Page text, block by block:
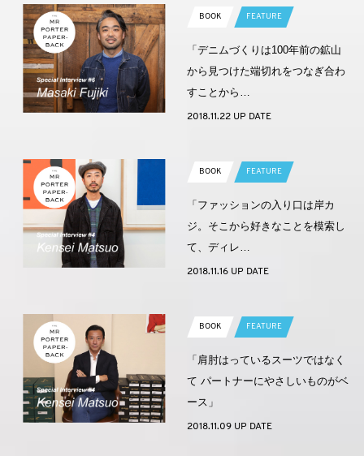
BOOK FEATURE
「デニムづくりは100年前の鉱山
から見つけた端切れをつなぎ合わ
すことから…
2018.11.22 UP DATE
BOOK FEATURE
「ファッションの入り口は岸カ
ジ。そこから好きなことを模索し
て、ディレ…
2018.11.16 UP DATE
BOOK FEATURE
「肩肘はっているスーツではなく
て パートナーにやさしいものがベ
ース」
2018.11.09 UP DATE